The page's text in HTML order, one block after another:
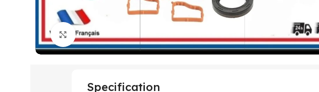
Click to enlarge
Specification